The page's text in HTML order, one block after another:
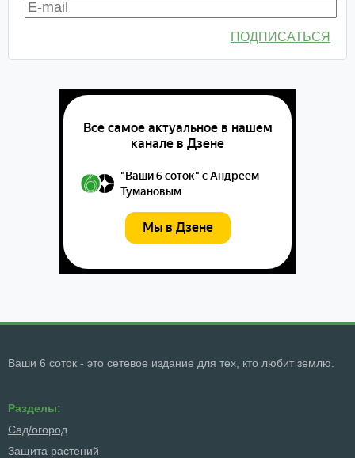
ПОДПИСАТЬСЯ
Ваши 6 соток - это сетевое издание для тех, кто любит землю.
Разделы:
Сад/огород
Защита растений